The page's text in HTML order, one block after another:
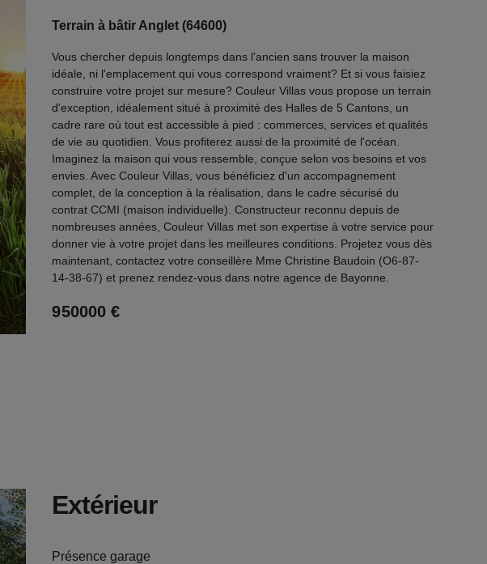
Terrain à bâtir Anglet (64600)
Vous chercher depuis longtemps dans l'ancien sans trouver la maison
idéale, ni l'emplacement qui vous correspond vraiment? Et si vous faisiez
construire votre projet sur mesure? Couleur Villas vous propose un terrain
d'exception, idéalement situé à proximité des Halles de 5 Cantons, un
cadre rare où tout est accessible à pied : commerces, services et qualités
de vie au quotidien. Vous profiterez aussi de la proximité de l'océan.
Imaginez la maison qui vous ressemble, conçue selon vos besoins et vos
envies. Avec Couleur Villas, vous bénéficiez d'un accompagnement
complet, de la conception à la réalisation, dans le cadre sécurisé du
contrat CCMI (maison individuelle). Constructeur reconnu depuis de
nombreuses années, Couleur Villas met son expertise à votre service pour
donner vie à votre projet dans les meilleures conditions. Projetez vous dès
maintenant, contactez votre conseillère Mme Christine Baudoin (O6-87-
14-38-67) et prenez rendez-vous dans notre agence de Bayonne.
950000 €
Extérieur
Présence garage